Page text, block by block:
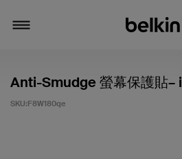
Anti-Smudge 螢幕保護貼–
SKU:F8W180qe